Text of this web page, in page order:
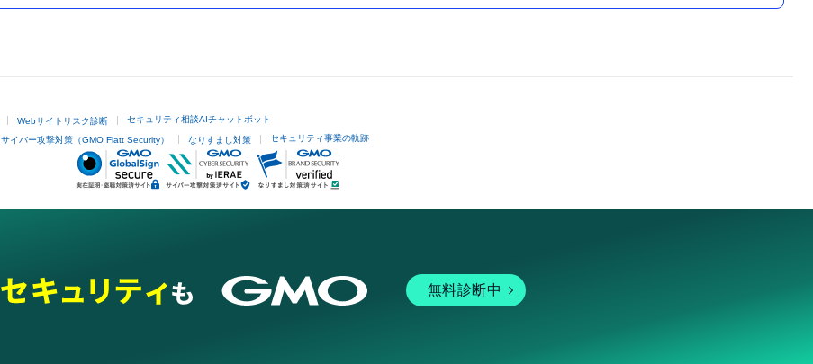
Webサイトリスク診断 セキュリティ相談AIチャットボット
サイバー攻撃対策（GMO Flatt Security） なりすまし対策 セキュリティ事業の軌跡
無料診断中